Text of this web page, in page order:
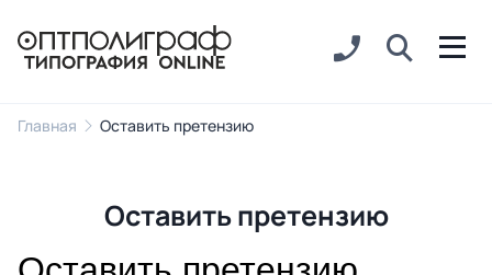
Главная Оставить претензию
Оставить претензию